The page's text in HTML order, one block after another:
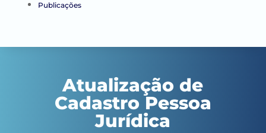
Publicações
Atualização de
Cadastro Pessoa
Jurídica